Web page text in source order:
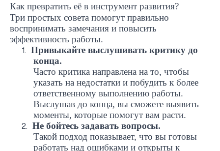
Как превратить её в инструмент развития?
Три простых совета помогут правильно
воспринимать замечания и повысить
эффективность работы.
1.
Привыкайте выслушивать критику до
конца.
Часто критика направлена на то, чтобы
указать на недостатки и побудить к более
ответственному выполнению работы.
Выслушав до конца, вы сможете выявить
моменты, которые помогут вам расти.
2.
Не бойтесь задавать вопросы.
Такой подход показывает, что вы готовы
работать над ошибками и открыты к